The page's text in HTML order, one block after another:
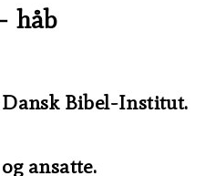
håb
Bibel-Institut.
ansatte.